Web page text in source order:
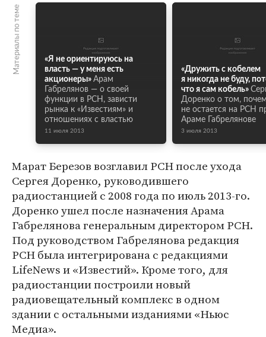
Материалы по теме
«Я не ориентируюсь на
власть — у меня есть
акционеры» Арам
Габрелянов — о своей
функции в РСН, зависти
рынка к «Известиям» и
отношениях с властью
11 июля 2013
«Дружить с кобелем
я никогда не буду,
что я сам кобель»
Доренко о том,
не остается на РСН
Араме Габрелянове
3 июля 2013
Марат Березов возглавил РСН после ухода
Сергея Доренко, руководившего
радиостанцией с 2008 года по июль 2013-го.
Доренко ушел после назначения Арама
Габрелянова генеральным директором РСН.
Под руководством Габрелянова редакция
РСН была интегрирована с редакциями
LifeNews и «Известий». Кроме того, для
радиостанции построили новый
радиовещательный комплекс в одном
здании с остальными изданиями «Ньюс
Медиа».